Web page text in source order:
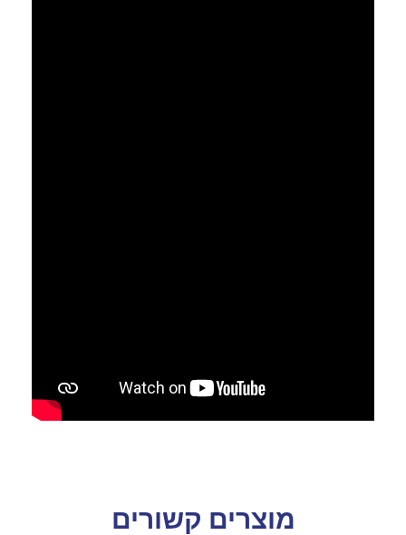
מוצרים קשורים